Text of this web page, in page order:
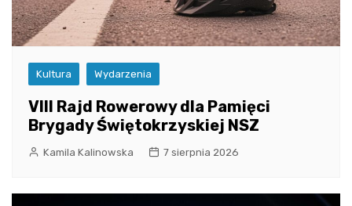
Kultura Wydarzenia
VIII Rajd Rowerowy dla Pamięci
Brygady Świętokrzyskiej NSZ
Kamila Kalinowska 7 sierpnia 2026